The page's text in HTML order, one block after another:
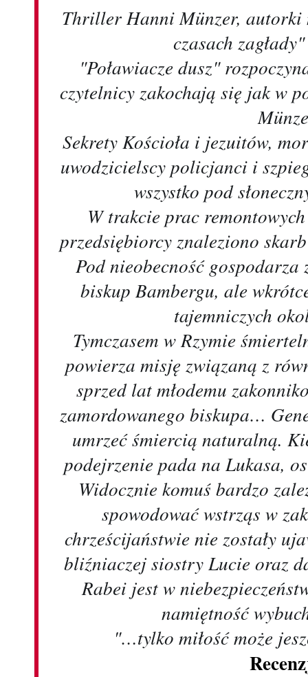
Thriller Hanni Münzer, autorki
czasach
"Poławiacze dusz"
czytelnicy zakochają się jak w
Sekrety Kościoła i jezuitów,
uwodzicielscy policjanci i
wszystko pod
W trakcie prac
przedsiębiorcy znaleziono
Pod nieobecność
biskup Bambergu, ale
tajemniczych
Tymczasem w Rzymie
powierza misję związaną z
sprzed lat młodemu
zamordowanego biskupa…
umrzeć śmiercią naturalną.
podejrzenie pada na Lukasa,
Widocznie komuś bardzo
spowodować wstrząs w
chrześcijaństwie nie zostały
bliźniaczej siostry Lucie oraz
Rabei jest w
namiętność
"…tylko miłość może